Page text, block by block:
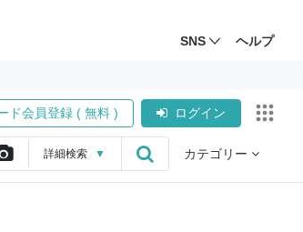
SNS ヘルプ
ド会員登録 ( 無料 ) ログイン
詳細検索 ▼ カテゴリー